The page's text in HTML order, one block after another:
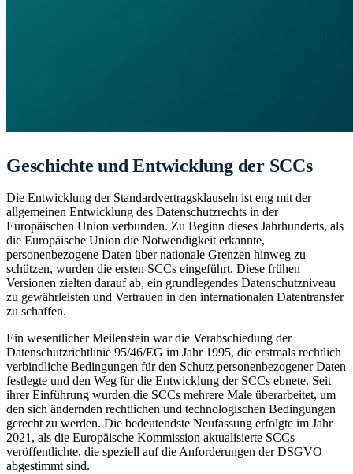
Geschichte und Entwicklung der SCCs
Die Entwicklung der Standardvertragsklauseln ist eng mit der
allgemeinen Entwicklung des Datenschutzrechts in der
Europäischen Union verbunden. Zu Beginn dieses Jahrhunderts, als
die Europäische Union die Notwendigkeit erkannte,
personenbezogene Daten über nationale Grenzen hinweg zu
schützen, wurden die ersten SCCs eingeführt. Diese frühen
Versionen zielten darauf ab, ein grundlegendes Datenschutzniveau
zu gewährleisten und Vertrauen in den internationalen Datentransfer
zu schaffen.
Ein wesentlicher Meilenstein war die Verabschiedung der
Datenschutzrichtlinie 95/46/EG im Jahr 1995, die erstmals rechtlich
verbindliche Bedingungen für den Schutz personenbezogener Daten
festlegte und den Weg für die Entwicklung der SCCs ebnete. Seit
ihrer Einführung wurden die SCCs mehrere Male überarbeitet, um
den sich ändernden rechtlichen und technologischen Bedingungen
gerecht zu werden. Die bedeutendste Neufassung erfolgte im Jahr
2021, als die Europäische Kommission aktualisierte SCCs
veröffentlichte, die speziell auf die Anforderungen der DSGVO
abgestimmt sind.